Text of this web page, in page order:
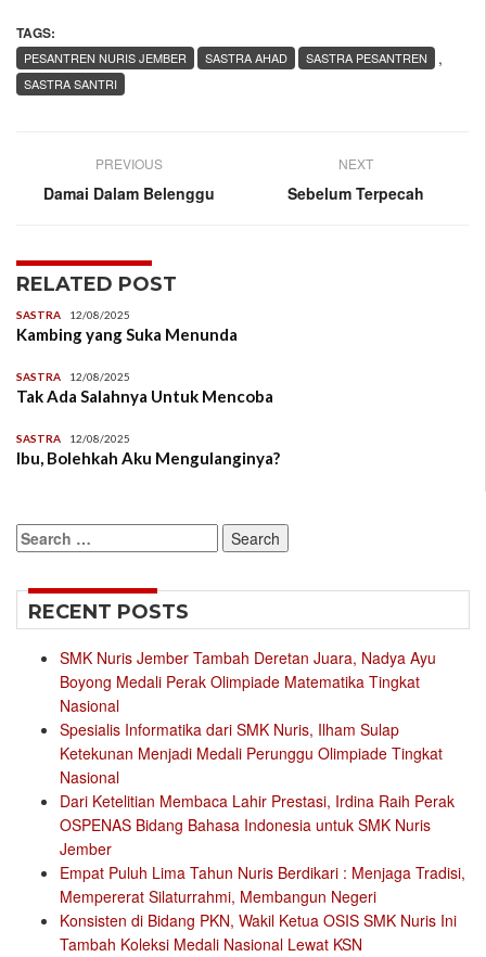
TAGS:
,
PESANTREN NURIS JEMBER SASTRA AHAD
SASTRA PESANTREN
SASTRA SANTRI
PREVIOUS
Damai Dalam Belenggu
NEXT
Sebelum Terpecah
RELATED POST
SASTRA 12/08/2025
Kambing yang Suka Menunda
SASTRA 12/08/2025
Tak Ada Salahnya Untuk Mencoba
SASTRA 12/08/2025
Ibu, Bolehkah Aku Mengulanginya?
Search
for:
RECENT POSTS
SMK Nuris Jember Tambah Deretan Juara, Nadya Ayu
Boyong Medali Perak Olimpiade Matematika Tingkat
Nasional
Spesialis Informatika dari SMK Nuris, Ilham Sulap
Ketekunan Menjadi Medali Perunggu Olimpiade Tingkat
Nasional
Dari Ketelitian Membaca Lahir Prestasi, Irdina Raih Perak
OSPENAS Bidang Bahasa Indonesia untuk SMK Nuris
Jember
Empat Puluh Lima Tahun Nuris Berdikari : Menjaga Tradisi,
Mempererat Silaturrahmi, Membangun Negeri
Konsisten di Bidang PKN, Wakil Ketua OSIS SMK Nuris Ini
Tambah Koleksi Medali Nasional Lewat KSN